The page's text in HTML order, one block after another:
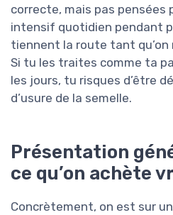
correcte, mais pas pensées
intensif quotidien pendant
tiennent la route tant qu’on
Si tu les traites comme ta
les jours, tu risques d’être
d’usure de la semelle.
Présentation
ce qu’on achète
Concrètement, on est sur